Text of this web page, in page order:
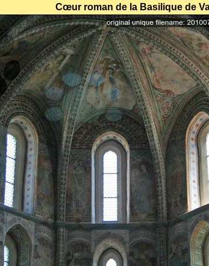
Cœur roman de la Basilique de